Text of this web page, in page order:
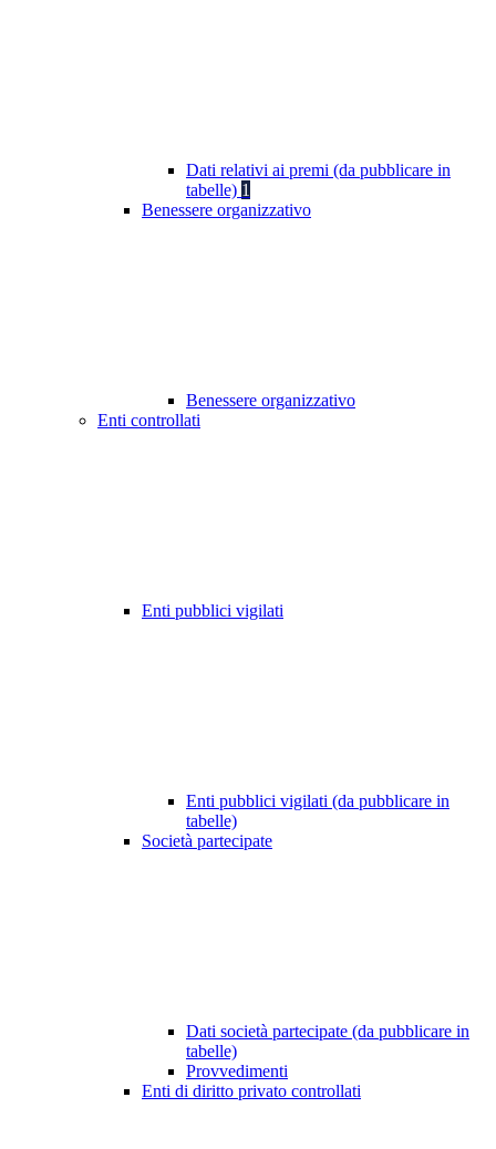
Dati relativi ai premi (da pubblicare in
tabelle) 1
Benessere organizzativo
Benessere organizzativo
Enti controllati
Enti pubblici vigilati
Enti pubblici vigilati (da pubblicare in
tabelle)
Società partecipate
Dati società partecipate (da pubblicare in
tabelle)
Provvedimenti
Enti di diritto privato controllati